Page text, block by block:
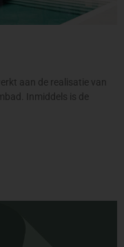
aan de realisatie van
Inmiddels is de